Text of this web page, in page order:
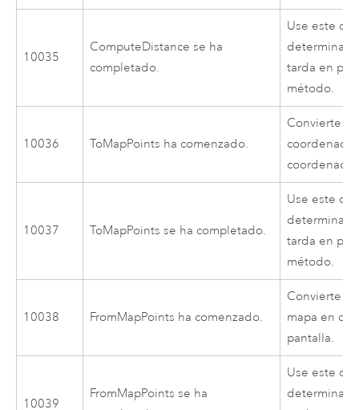
10035
ComputeDistance se ha
completado.
Use este
determinar
tarda en
método.
10036 ToMapPoints ha comenzado.
Convierte
10037 ToMapPoints se ha completado.
Use este
determinar
tarda en
método.
10038 FromMapPoints ha comenzado.
Convierte
mapa en
pantalla.
10039
FromMapPoints se ha
Use este
determinar